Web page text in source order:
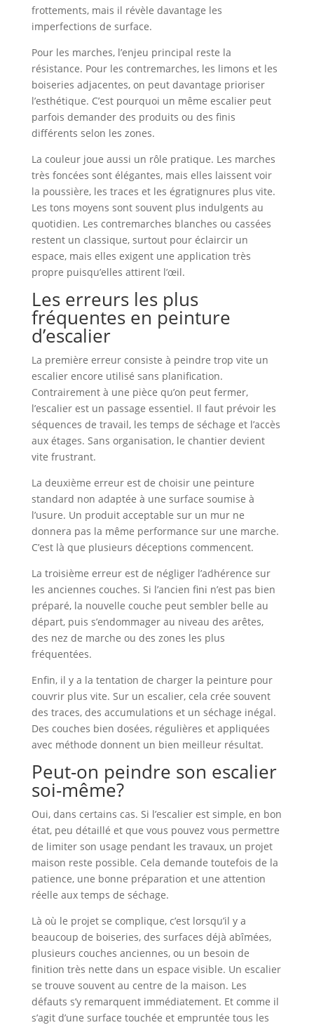
frottements, mais il révèle davantage les
imperfections de surface.
Pour les marches, l’enjeu principal reste la
résistance. Pour les contremarches, les limons et les
boiseries adjacentes, on peut davantage prioriser
l’esthétique. C’est pourquoi un même escalier peut
parfois demander des produits ou des finis
différents selon les zones.
La couleur joue aussi un rôle pratique. Les marches
très foncées sont élégantes, mais elles laissent voir
la poussière, les traces et les égratignures plus vite.
Les tons moyens sont souvent plus indulgents au
quotidien. Les contremarches blanches ou cassées
restent un classique, surtout pour éclaircir un
espace, mais elles exigent une application très
propre puisqu’elles attirent l’œil.
Les erreurs les plus
fréquentes en peinture
d’escalier
La première erreur consiste à peindre trop vite un
escalier encore utilisé sans planification.
Contrairement à une pièce qu’on peut fermer,
l’escalier est un passage essentiel. Il faut prévoir les
séquences de travail, les temps de séchage et l’accès
aux étages. Sans organisation, le chantier devient
vite frustrant.
La deuxième erreur est de choisir une peinture
standard non adaptée à une surface soumise à
l’usure. Un produit acceptable sur un mur ne
donnera pas la même performance sur une marche.
C’est là que plusieurs déceptions commencent.
La troisième erreur est de négliger l’adhérence sur
les anciennes couches. Si l’ancien fini n’est pas bien
préparé, la nouvelle couche peut sembler belle au
départ, puis s’endommager au niveau des arêtes,
des nez de marche ou des zones les plus
fréquentées.
Enfin, il y a la tentation de charger la peinture pour
couvrir plus vite. Sur un escalier, cela crée souvent
des traces, des accumulations et un séchage inégal.
Des couches bien dosées, régulières et appliquées
avec méthode donnent un bien meilleur résultat.
Peut-on peindre son escalier
soi-même?
Oui, dans certains cas. Si l’escalier est simple, en bon
état, peu détaillé et que vous pouvez vous permettre
de limiter son usage pendant les travaux, un projet
maison reste possible. Cela demande toutefois de la
patience, une bonne préparation et une attention
réelle aux temps de séchage.
Là où le projet se complique, c’est lorsqu’il y a
beaucoup de boiseries, des surfaces déjà abîmées,
plusieurs couches anciennes, ou un besoin de
finition très nette dans un espace visible. Un escalier
se trouve souvent au centre de la maison. Les
défauts s’y remarquent immédiatement. Et comme il
s’agit d’une surface touchée et empruntée tous les